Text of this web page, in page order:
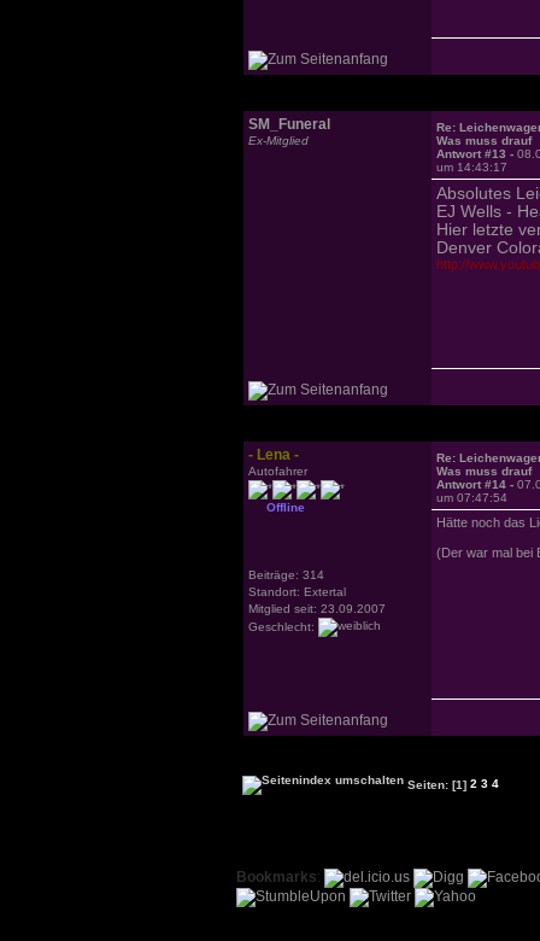
SM_Funeral
Ex-Mitglied
Re:
Was muss drauf
Antwort #13 -
um 14:43:17
Absolutes
EJ Wells -
Hier letzte
Denver
http://
- Lena -
Autofahrer
Offline
Beiträge: 314
Standort: Extertal
Mitglied seit: 23.09.2007
Geschlecht:
Re:
Was muss drauf
Antwort #14 -
um 07:47:54
Hätte noch das
(Der war mal bei
Seiten: [1] 2 3 4
Bookmarks: